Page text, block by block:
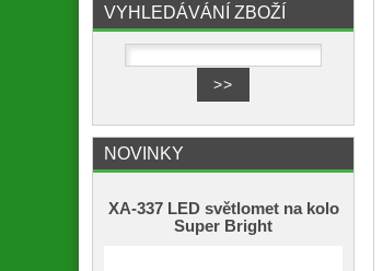
VYHLEDÁVÁNÍ ZBOŽÍ
NOVINKY
XA-337 LED světlomet na kolo
Super Bright